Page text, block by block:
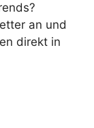
an und
direkt in